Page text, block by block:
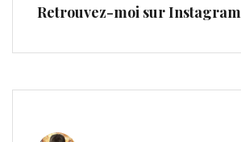
Retrouvez-moi sur Instagram